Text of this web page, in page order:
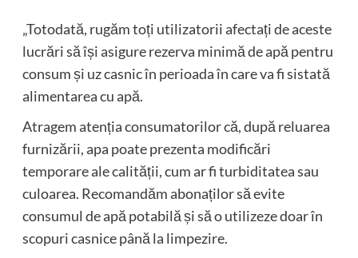
„Totodată, rugăm toți utilizatorii afectați de aceste
lucrări să își asigure rezerva minimă de apă pentru
consum și uz casnic în perioada în care va fi sistată
alimentarea cu apă.
Atragem atenția consumatorilor că, după reluarea
furnizării, apa poate prezenta modificări
temporare ale calității, cum ar fi turbiditatea sau
culoarea. Recomandăm abonaților să evite
consumul de apă potabilă și să o utilizeze doar în
scopuri casnice până la limpezire.